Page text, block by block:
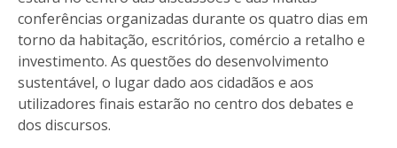
conferências organizadas durante os quatro dias em
torno da habitação, escritórios, comércio a retalho e
investimento. As questões do desenvolvimento
sustentável, o lugar dado aos cidadãos e aos
utilizadores finais estarão no centro dos debates e
dos discursos.